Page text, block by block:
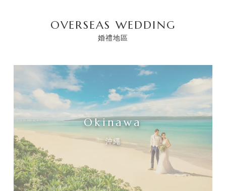
OVERSEAS WEDDING
婚禮地區
Okinawa
沖繩